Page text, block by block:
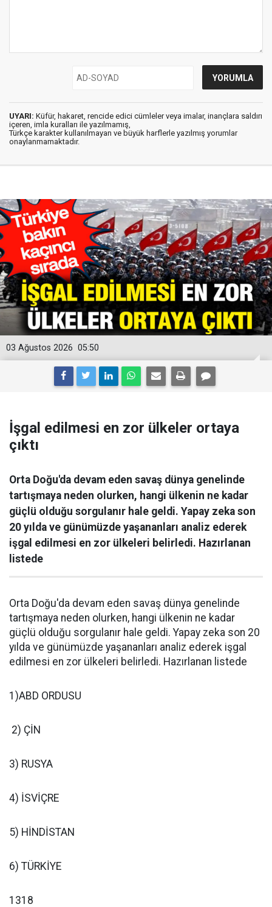
UYARI: Küfür, hakaret, rencide edici cümleler veya imalar, inançlara saldırı
içeren, imla kuralları ile yazılmamış,
Türkçe karakter kullanılmayan ve büyük harflerle yazılmış yorumlar
onaylanmamaktadır.
05:50
03 Ağustos 2026
İşgal edilmesi en zor ülkeler ortaya
çıktı
Orta Doğu'da devam eden savaş dünya genelinde
tartışmaya neden olurken, hangi ülkenin ne kadar
güçlü olduğu sorgulanır hale geldi. Yapay zeka son
20 yılda ve günümüzde yaşananları analiz ederek
işgal edilmesi en zor ülkeleri belirledi. Hazırlanan
listede
Orta Doğu'da devam eden savaş dünya genelinde
tartışmaya neden olurken, hangi ülkenin ne kadar
güçlü olduğu sorgulanır hale geldi. Yapay zeka son 20
yılda ve günümüzde yaşananları analiz ederek işgal
edilmesi en zor ülkeleri belirledi. Hazırlanan listede
1)ABD ORDUSU
2) ÇİN
3) RUSYA
4) İSVİÇRE
5) HİNDİSTAN
6) TÜRKİYE
1318